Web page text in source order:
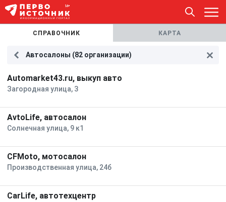
СПРАВОЧНИК КАРТА
Автосалоны (82 организации)
Automarket43.ru, выкуп авто
Загородная улица, 3
AvtoLife, автосалон
Солнечная улица, 9 к1
CFMoto, мотосалон
Производственная улица, 24б
CarLife, автотехцентр